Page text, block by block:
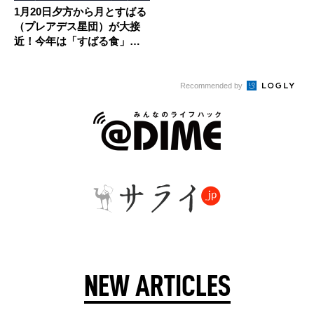
1月20日夕方から月とすばる
（プレアデス星団）が大接
近！今年は「すばる食」も
Recommended by
NEW ARTICLES